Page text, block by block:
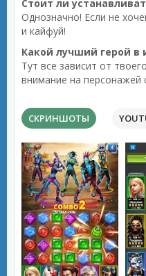
Стоит ли
Однозначно! Если не
и кайфуй!
Какой лучший герой в
Тут все зависит от
внимание на
СКРИНШОТЫ